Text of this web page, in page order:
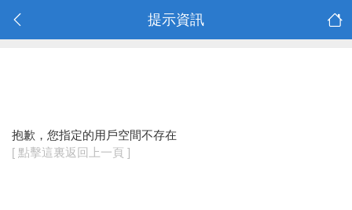
提示資訊
抱歉，您指定的用戶空間不存在
[ 點擊這裏返回上一頁 ]